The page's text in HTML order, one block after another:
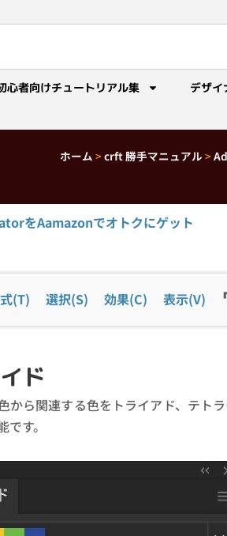
心者向けチュートリアル集 デザイ
ホーム >crft 勝手マニュアル >
をAamazonでオトクにゲット
(T) 選択(S) 効果(C) 表示(V)
ド
から関連する色をトライアド、テト
す。